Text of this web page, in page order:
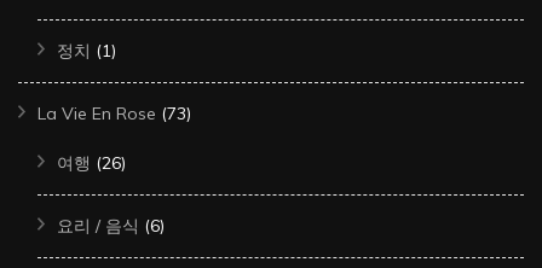
정치 (1)
La Vie En Rose (73)
여행 (26)
요리 / 음식 (6)